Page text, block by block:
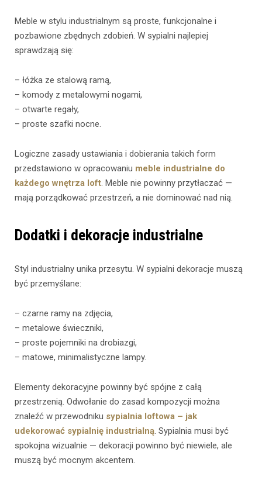
Meble w stylu industrialnym są proste, funkcjonalne i
pozbawione zbędnych zdobień. W sypialni najlepiej
sprawdzają się:
– łóżka ze stalową ramą,
– komody z metalowymi nogami,
– otwarte regały,
– proste szafki nocne.
Logiczne zasady ustawiania i dobierania takich form
przedstawiono w opracowaniu meble industrialne do
każdego wnętrza loft. Meble nie powinny przytłaczać —
mają porządkować przestrzeń, a nie dominować nad nią.
Dodatki i dekoracje industrialne
Styl industrialny unika przesytu. W sypialni dekoracje muszą
być przemyślane:
– czarne ramy na zdjęcia,
– metalowe świeczniki,
– proste pojemniki na drobiazgi,
– matowe, minimalistyczne lampy.
Elementy dekoracyjne powinny być spójne z całą
przestrzenią. Odwołanie do zasad kompozycji można
znaleźć w przewodniku sypialnia loftowa – jak
udekorować sypialnię industrialną . Sypialnia musi być
spokojna wizualnie — dekoracji powinno być niewiele, ale
muszą być mocnym akcentem.